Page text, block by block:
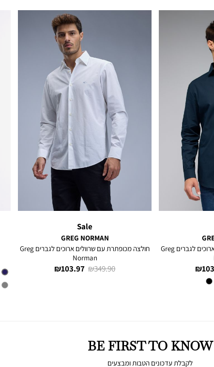
חולצה מכופתרת עם שרוולים ארוכים לגברים Greg
Sale
GREG NORMAN
חולצה מכופתרת עם שרוולים ארוכים לגברים Greg
Norman
מחיר
103.97 ₪
מחיר
349.90 ₪
BE FIRST TO KNOW
לקבלת עדכונים הטבות ומבצעים